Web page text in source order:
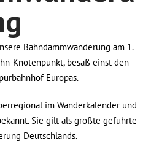
Bahndammwanderung am 1.
Knotenpunkt, besaß einst den
Europas.
im Wanderkalender und
Sie gilt als größte geführte
Deutschlands.